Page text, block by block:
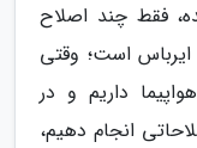
فقط چند اصلاح
است؛ وقتی
داریم و در
انجام دهیم،